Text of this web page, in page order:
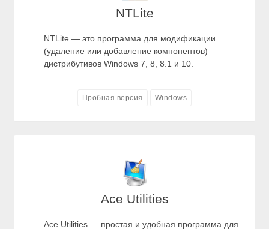
NTLite
NTLite — это программа для модификации
(удаление или добавление компонентов)
дистрибутивов Windows 7, 8, 8.1 и 10.
Пробная версия Windows
Ace Utilities
Ace Utilities — простая и удобная программа для